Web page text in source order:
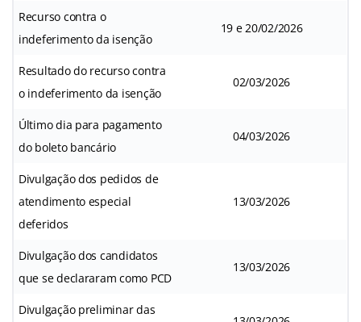
Recurso contra o
indeferimento da isenção
19 e 20/02/2026
Resultado do recurso contra
o indeferimento da isenção
02/03/2026
Último dia para pagamento
do boleto bancário
04/03/2026
Divulgação dos pedidos de
atendimento especial
deferidos
13/03/2026
Divulgação dos candidatos
que se declararam como PCD
13/03/2026
Divulgação preliminar das